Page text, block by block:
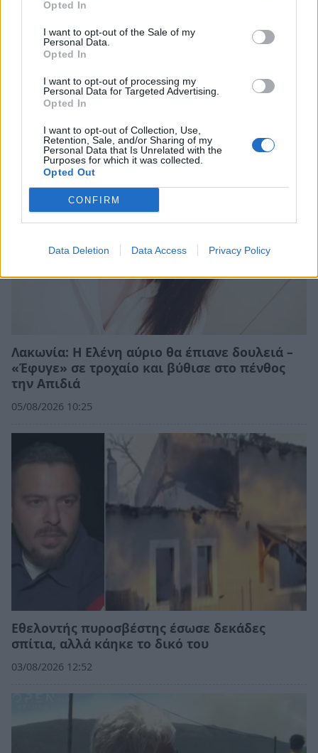
Opted In
I want to opt-out of the Sale of my
Personal Data.
Opted In
I want to opt-out of processing my
Personal Data for Targeted Advertising.
Opted In
I want to opt-out of Collection, Use,
Retention, Sale, and/or Sharing of my
Personal Data that Is Unrelated with the
Purposes for which it was collected.
Opted Out
CONFIRM
Data Deletion Data Access Privacy Policy
Σχετικά Άρθρα
Λακωνία: Η Ελένη αύριο θα έπιανε δουλειά –
«Έφυγε» σε τροχαίο και βύθισε στο πένθος
την Απιδιά
05/08/2026 10:25
Εθελοντής πυροσβέστης έσωσε δεκάδες
σπίτια, αλλά κάηκε το δικό του
03/08/2026 12:52